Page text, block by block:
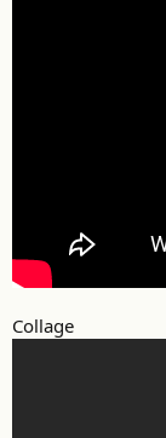
Collage